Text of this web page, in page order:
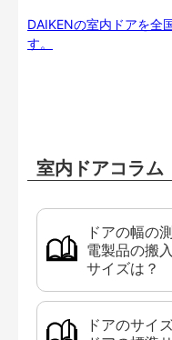
DAIKENの室内ドアを全
す。
室内ドアコラム
ドアの幅の
電製品の搬
サイズは？
ドアのサイ